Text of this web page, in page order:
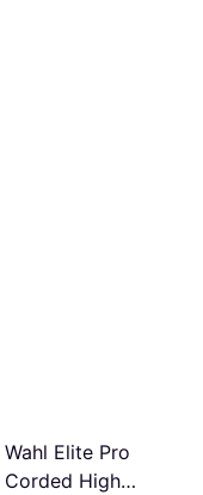
Wahl Elite Pro
Corded High